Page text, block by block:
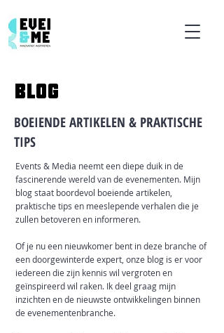
BLOG
BOEIENDE ARTIKELEN & PRAKTISCHE
TIPS
Events & Media neemt een diepe duik in de
fascinerende wereld van de evenementen. Mijn
blog staat boordevol boeiende artikelen,
praktische tips en meeslepende verhalen die je
zullen betoveren en informeren.
Of je nu een nieuwkomer bent in deze branche of
een doorgewinterde expert, onze blog is er voor
iedereen die zijn kennis wil vergroten en
geïnspireerd wil raken. Ik deel graag mijn
inzichten en de nieuwste ontwikkelingen binnen
de evenementenbranche.